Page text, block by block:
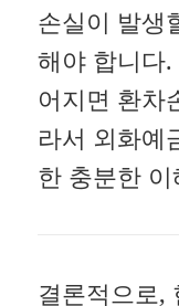
손실이 발생
해야 합니다
어지면 환차
라서 외화예
한 충분한
결론적으로,